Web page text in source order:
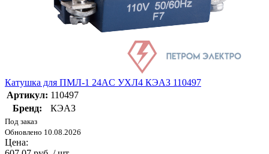
Катушка для ПМЛ-1 24AC УХЛ4 КЭАЗ 110497
Артикул: 110497
Бренд:
КЭАЗ
Под заказ
Обновлено 10.08.2026
Цена: